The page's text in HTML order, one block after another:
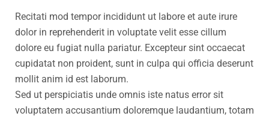
Recitati mod tempor incididunt ut labore et aute irure
dolor in reprehenderit in voluptate velit esse cillum
dolore eu fugiat nulla pariatur. Excepteur sint occaecat
cupidatat non proident, sunt in culpa qui officia deserunt
mollit anim id est laborum.
Sed ut perspiciatis unde omnis iste natus error sit
voluptatem accusantium doloremque laudantium, totam